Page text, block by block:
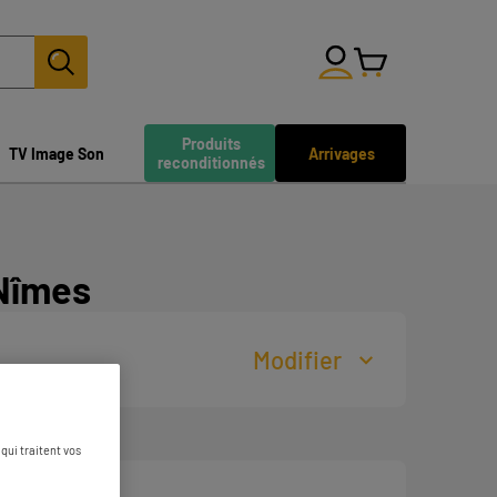
Arrivages
Produits
reconditionnés
TV Image Son
Modifier
qui traitent vos